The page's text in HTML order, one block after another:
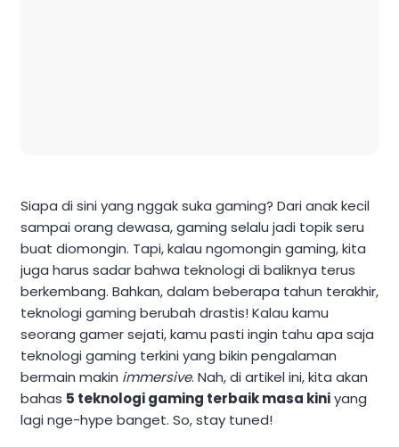
Siapa di sini yang nggak suka gaming? Dari anak kecil
sampai orang dewasa, gaming selalu jadi topik seru
buat diomongin. Tapi, kalau ngomongin gaming, kita
juga harus sadar bahwa teknologi di baliknya terus
berkembang. Bahkan, dalam beberapa tahun terakhir,
teknologi gaming berubah drastis! Kalau kamu
seorang gamer sejati, kamu pasti ingin tahu apa saja
teknologi gaming terkini yang bikin pengalaman
bermain makin immersive. Nah, di artikel ini, kita akan
bahas 5 teknologi gaming terbaik masa kiniyang
lagi nge-hype banget. So, stay tuned!